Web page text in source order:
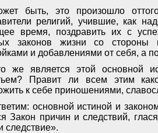
быть, это произошло
религий, учившие, как
время, поздравить их с
законов жизни со стороны
и добавлениями от себя, а
же является этой основной
Правит ли всем этим
к себе приношениями,
основной истиной и
Закон причин и следствий,
следствие».